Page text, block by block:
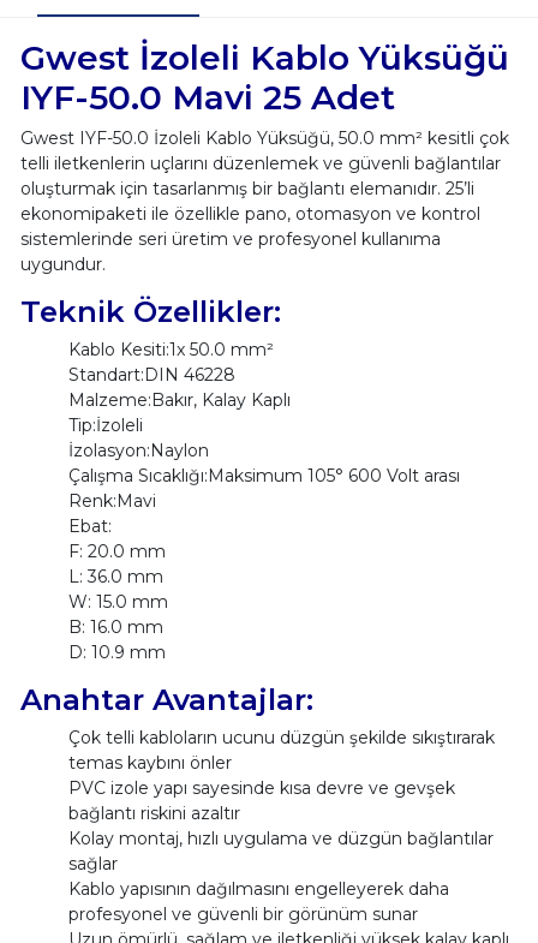
Gwest İzoleli Kablo Yüksüğü
IYF-50.0 Mavi 25 Adet
Gwest IYF-50.0 İzoleli Kablo Yüksüğü, 50.0 mm² kesitli çok
telli iletkenlerin uçlarını düzenlemek ve güvenli bağlantılar
oluşturmak için tasarlanmış bir bağlantı elemanıdır. 25’li
ekonomipaketi ile özellikle pano, otomasyon ve kontrol
sistemlerinde seri üretim ve profesyonel kullanıma
uygundur.
Teknik Özellikler:
Kablo Kesiti:1x 50.0 mm²
Standart:DIN 46228
Malzeme:Bakır, Kalay Kaplı
Tip:İzoleli
İzolasyon:Naylon
Çalışma Sıcaklığı:Maksimum 105° 600 Volt arası
Renk:Mavi
Ebat:
F: 20.0 mm
L: 36.0 mm
W: 15.0 mm
B: 16.0 mm
D: 10.9 mm
Anahtar Avantajlar:
Çok telli kabloların ucunu düzgün şekilde sıkıştırarak
temas kaybını önler
PVC izole yapı sayesinde kısa devre ve gevşek
bağlantı riskini azaltır
Kolay montaj, hızlı uygulama ve düzgün bağlantılar
sağlar
Kablo yapısının dağılmasını engelleyerek daha
profesyonel ve güvenli bir görünüm sunar